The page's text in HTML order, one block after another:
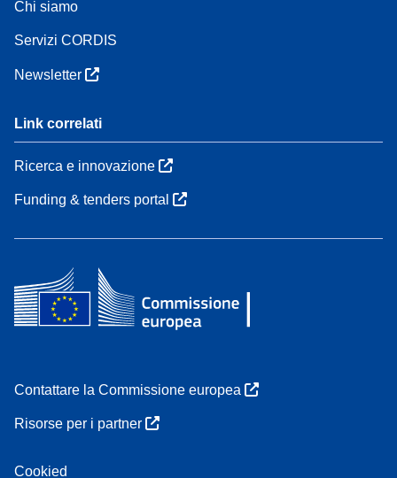
Chi siamo
Servizi CORDIS
Newsletter
Link correlati
Ricerca e innovazione
Funding & tenders portal
Contattare la Commissione europea
Risorse per i partner
Cookied